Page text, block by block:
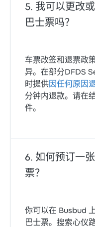
我可以更改
巴士票吗？
车票改签和退票政
异。在部分DFDS
时提供 因任何原因
分钟内退款。请在
件。
如何预订一
票？
你可以在 Busbud
巴士票。搜索心仪